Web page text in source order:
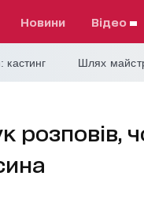
Новини відео
кастинг Шлях